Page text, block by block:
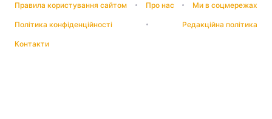
Правила користування сайтом Про нас Ми в соцмережах
Політика конфіденційності Редакційна політика
Контакти